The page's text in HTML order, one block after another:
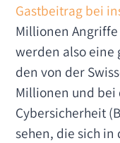
Gastbeitrag bei
Millionen Angriffe
werden also eine
den von der
Millionen und
Cybersicherheit
sehen, die sich